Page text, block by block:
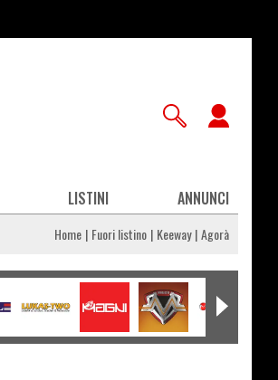
LISTINI ANNUNCI
Home Fuori listino Keeway Agorà